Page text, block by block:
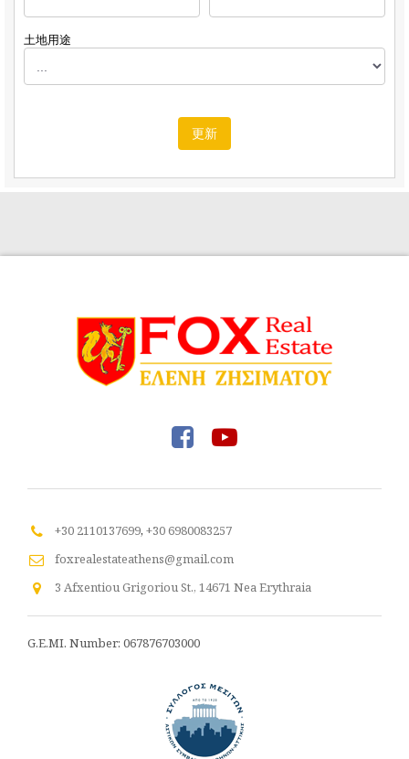
土地用途
更新
+30 2110137699, +30 6980083257
foxrealestateathens@gmail.com
3 Afxentiou Grigoriou St., 14671 Nea Erythraia
G.E.MI. Number: 067876703000